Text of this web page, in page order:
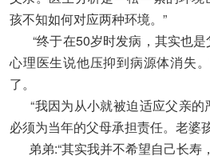
孩不知如何对应两种环境。”
“终于在50岁时发病，其实也是
心理医生说他压抑到病源体消失
了。
“我因为从小就被迫适应父亲的
必须为当年的父母承担责任。老婆
弟弟:“其实我并不希望自己长寿